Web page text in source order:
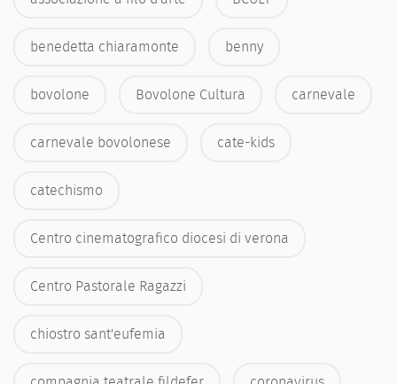
benedetta chiaramonte benny
bovolone Bovolone Cultura carnevale
carnevale bovolonese cate-kids
catechismo
Centro cinematografico diocesi di verona
Centro Pastorale Ragazzi
chiostro sant'eufemia